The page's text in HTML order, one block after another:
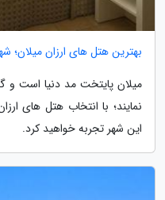
بهترین هتل های ارزان میلان؛
میلان پایتخت مد دنیا است و
نمایند؛ با انتخاب هتل های
این شهر تجربه خواهید کرد.